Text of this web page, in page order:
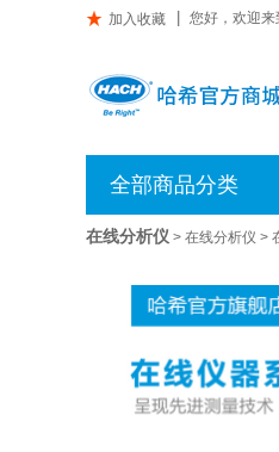
 加入收藏 您好，欢迎来
希
商
城
全部商品分类
在线分析仪 > 在线分析仪 >
adjusting
precipitant